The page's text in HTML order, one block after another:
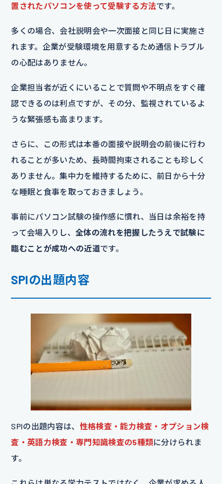
置されたパソコンを使って受験する方法です。
多くの場合、会社説明会や一次面接と同じ日に実施さ
れます。企業が受験環境を用意するため通信トラブル
の心配はありません。
企業担当者が近くにいることで質問や不明点をすぐ確
認できるのは利点ですが、その分、監視されているよ
うな緊張感も高まります。
さらに、この形式は本番の面接や説明会の前後に行わ
れることが多いため、長時間拘束されることも珍しく
ありません。集中力を維持するために、前日から十分
な睡眠と食事を取っておきましょう。
事前にパソコン試験の操作感に慣れ、当日は余裕を持
って会場入りし、 全体の流れを把握したうえで試験に
臨むことが成功への近道です。
SPIの出題内容
SPIの出題内容は、 性格検査・能力検査・オプション検
査・英語力検査・専門知識検査の5種類に分けられま
す。